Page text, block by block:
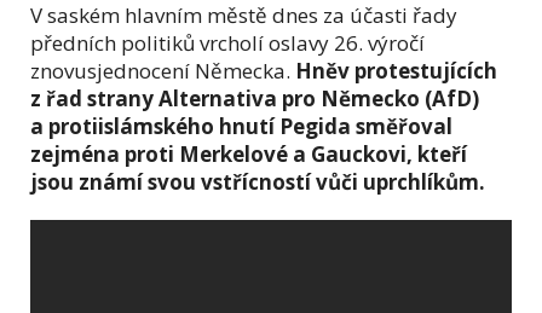
V saském hlavním městě dnes za účasti řady
předních politiků vrcholí oslavy 26. výročí
znovusjednocení Německa. Hněv protestujících
z řad strany Alternativa pro Německo (AfD)
a protiislámského hnutí Pegida směřoval
zejména proti Merkelové a Gauckovi, kteří
jsou známí svou vstřícností vůči uprchlíkům.